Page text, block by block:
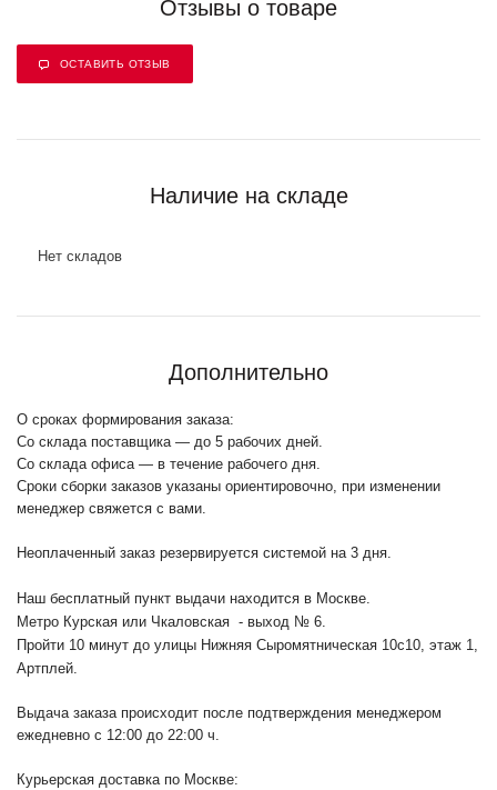
Отзывы о товаре
ОСТАВИТЬ ОТЗЫВ
Наличие на складе
Нет складов
Дополнительно
О сроках формирования заказа:
Со склада поставщика — до 5 рабочих дней.
Со склада офиса — в течение рабочего дня.
Сроки сборки заказов указаны ориентировочно, при изменении
менеджер свяжется с вами.
Неоплаченный заказ резервируется системой на 3 дня.
Наш бесплатный пункт выдачи находится в Москве.
Метро Курская или Чкаловская - выход № 6.
Пройти 10 минут до улицы Нижняя Сыромятническая 10с10, этаж 1,
Артплей.
Выдача заказа происходит после подтверждения менеджером
ежедневно с 12:00 до 22:00 ч.
Курьерская доставка по Москве: